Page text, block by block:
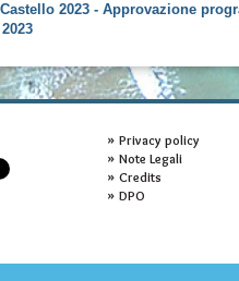
2023 - Approvazione
Privacy policy
Note Legali
Credits
DPO